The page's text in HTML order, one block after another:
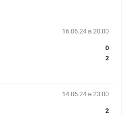
16.06.24 в 20:00
0
2
14.06.24 в 23:00
2